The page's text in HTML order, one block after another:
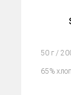
50 г /
65%